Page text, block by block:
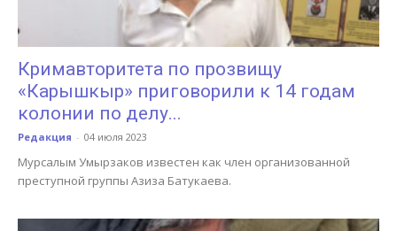
Кримавторитета по прозвищу
«Карышкыр» приговорили к 14 годам
колонии по делу...
Редакция - 04 июля 2023
Мурсалым Умырзаков известен как член организованной
преступной группы Азиза Батукаева.